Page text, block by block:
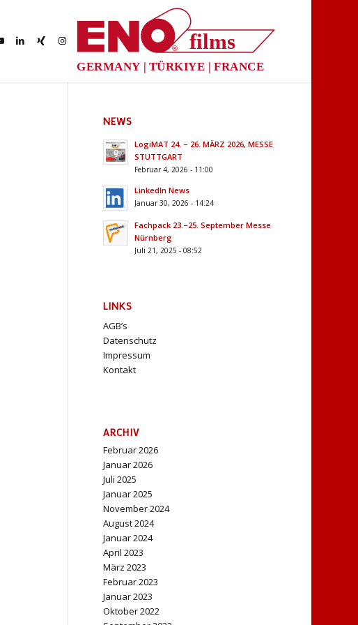
films
®
GERMANY | TÜRKIYE | FRANCE
NEWS
LogiMAT 24. – 26. MÄRZ 2026, MESSE
STUTTGART
Februar 4, 2026 - 11:00
LinkedIn News
Januar 30, 2026 - 14:24
Fachpack 23.–25. September Messe
Nürnberg
Juli 21, 2025 - 08:52
LINKS
AGB’s
Datenschutz
Impressum
Kontakt
ARCHIV
Februar 2026
Januar 2026
Juli 2025
Januar 2025
November 2024
August 2024
Januar 2024
April 2023
März 2023
Februar 2023
Januar 2023
Oktober 2022